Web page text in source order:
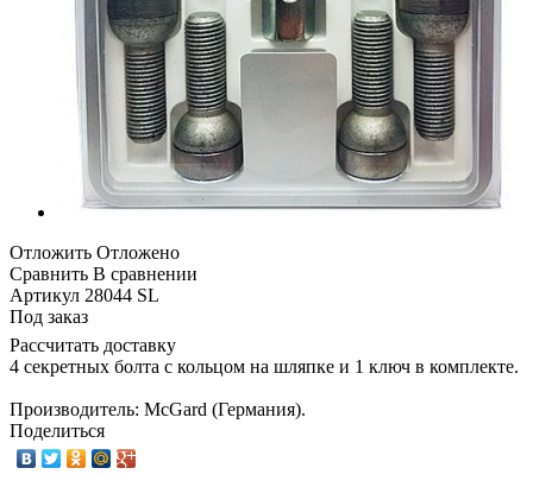
Отложить Отложено
Сравнить В сравнении
Артикул 28044 SL
Под заказ
Рассчитать доставку
4 секретных болта с кольцом на шляпке и 1 ключ в комплекте.
Производитель: McGard (Германия).
Поделиться